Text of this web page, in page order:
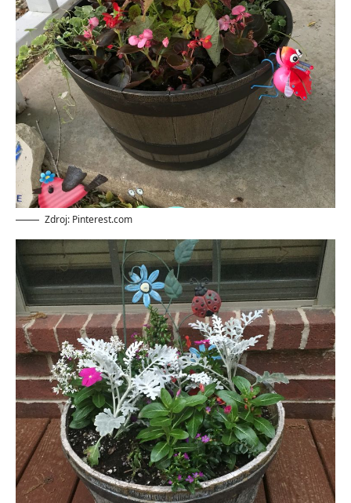
Zdroj: Pinterest.com